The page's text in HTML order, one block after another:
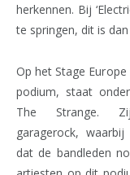
herkennen. Bij
te springen, dit is
Op het Stage
podium, staat
The Strange.
garagerock,
dat de bandleden